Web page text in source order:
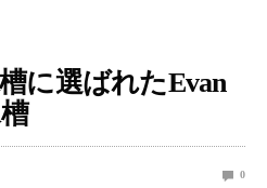
に選ばれたEvan
0